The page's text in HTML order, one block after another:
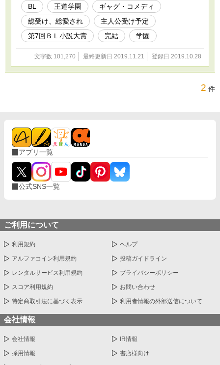
転校生がとにかく気に入らない幹春。 何を隠そう、彼こそが、中
学まで、転校生を凌ぐ超極貧ド田舎生活をしてきていたから！
※11/12に10話加筆しています。
BL 王道学園
ギャグ・コメディ
総受け、総愛され
主人公受け予定
第7回ＢＬ小説大賞
完結 学園
文字数 101,270 最終更新日 2019.11.21 登録日 2019.10.28
2 件
アプリ一覧
公式SNS一覧
ご利用について
利用規約 ヘルプ
アルファコイン利用規約 投稿ガイドライン
レンタルサービス利用規約 プライバシーポリシー
スコア利用規約 お問い合わせ
特定商取引法に基づく表示 利用者情報の外部送信について
会社情報
会社情報 IR情報
採用情報 書店様向け